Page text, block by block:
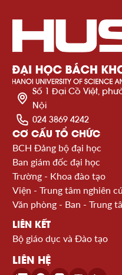
Số 1 Đại Cồ Việt,
Nội
024 3869 4242
CƠ CẤU TỔ CHỨC
BCH Đảng bộ đại học
Ban giám đốc đại học
Trường - Khoa đào tạo
Viện - Trung tâm nghiên
Văn phòng - Ban - Trung
LIÊN KẾT
Bộ giáo dục và Đào tạo
LIÊN HỆ